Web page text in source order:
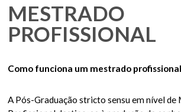
MESTRADO
PROFISSIONAL
Como funciona um mestrado
A Pós-Graduação stricto sensu em nível de